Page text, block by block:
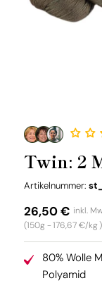
Twin: 2
Artikelnummer:
Preis
26,50 €
(150g -Grundpreis
176,67 €/kg)
inkl.
80% Wolle
Polyamid